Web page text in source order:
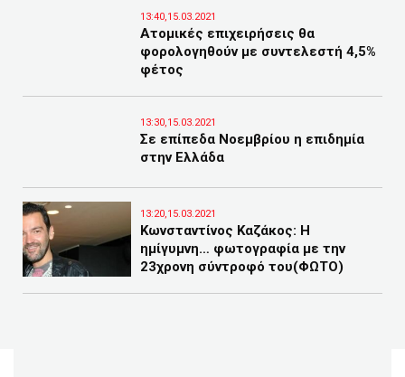
13:40,15.03.2021
Ατομικές επιχειρήσεις θα
φορολογηθούν με συντελεστή 4,5%
φέτος
13:30,15.03.2021
Σε επίπεδα Νοεμβρίου η επιδημία
στην Ελλάδα
13:20,15.03.2021
Κωνσταντίνος Καζάκος: Η
ημίγυμνη… φωτογραφία με την
23χρονη σύντροφό του(ΦΩΤΟ)